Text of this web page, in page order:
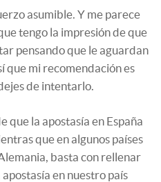
asumible. Y me parece
tengo la impresión de que
pensando que le aguardan
que mi recomendación es
de intentarlo.
que la apostasía en España
que en algunos países
basta con rellenar
en nuestro país